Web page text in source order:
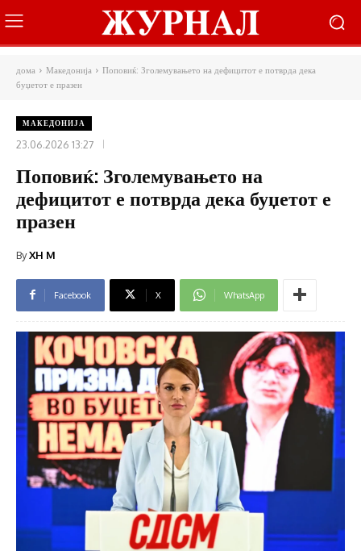
дома Македонија
Поповиќ: Зголемувањето на дефицитот е потврда дека
буџетот е празен
МАКЕДОНИЈА
23.06.2026 13:27
Поповиќ: Зголемувањето на
дефицитот е потврда дека буџетот е
празен
ByXH M
Facebook X WhatsApp